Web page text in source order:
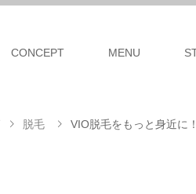
CONCEPT MENU
脱毛 VIO脱毛をもっと身近に